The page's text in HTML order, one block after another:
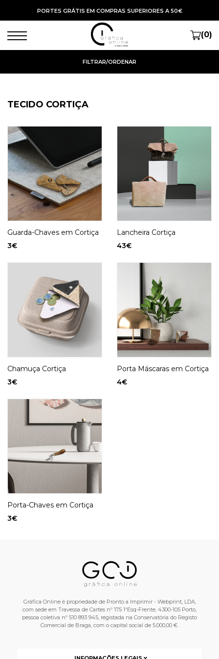
PORTES GRÁTIS EM COMPRAS SUPERIORES A 50€
(0)
FILTRAR/ORDENAR
TECIDO CORTIÇA
Guarda-Chaves em Cortiça
3€
Lancheira Cortiça
43€
Chamuça Cortiça
3€
Porta Máscaras em Cortiça
4€
Porta-Chaves em Cortiça
3€
Gráfica Online é propriedade de Pronto a Imprimir - Webprint, LDA,
com sede em Travessa de Cartes nº 175 1ºEsq-Frente, 4300-105 Porto,
pessoa coletiva nº 510 893 945, registada na Conservatória do Registo
Comercial de Braga, com o capital social de 5.000,00 €.